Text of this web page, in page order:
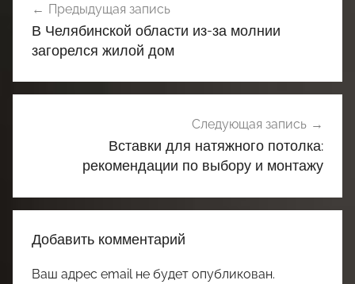
по
записям
Предыдущая запись
В Челябинской области из-за молнии
загорелся жилой дом
Следующая запись
Вставки для натяжного потолка:
рекомендации по выбору и монтажу
Добавить комментарий
Ваш адрес email не будет опубликован.